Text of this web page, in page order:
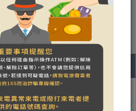
營登名稱：
花蓮縣1060156389號
08
土
09
日
月